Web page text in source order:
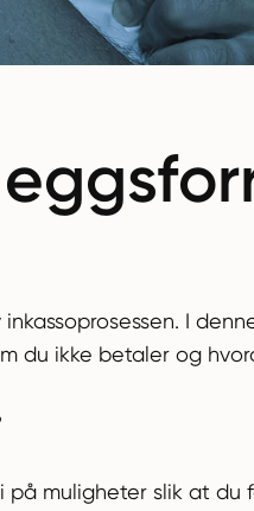
I
du ikke betaler og
på muligheter slik at